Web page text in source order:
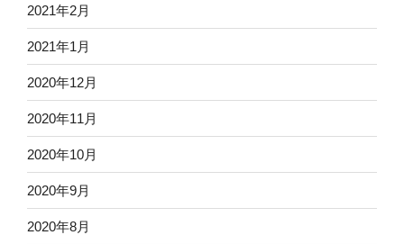
2021年2月
2021年1月
2020年12月
2020年11月
2020年10月
2020年9月
2020年8月